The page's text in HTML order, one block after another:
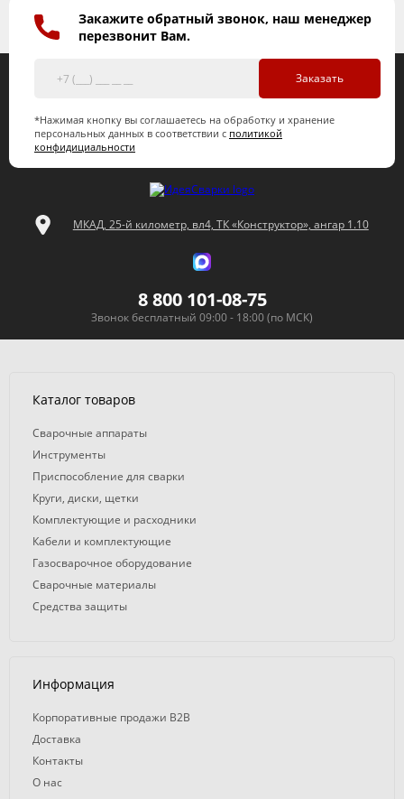
Закажите обратный звонок, наш менеджер
перезвонит Вам.
Заказать
*Нажимая кнопку вы соглашаетесь на обработку и хранение
персональных данных в соответствии с политикой
конфидициальности
МКАД, 25-й километр, вл4, ТК «Конструктор», ангар 1.10
8 800 101-08-75
Звонок бесплатный 09:00 - 18:00 (по МСК)
Каталог товаров
Сварочные аппараты
Инструменты
Приспособление для сварки
Круги, диски, щетки
Комплектующие и расходники
Кабели и комплектующие
Газосварочное оборудование
Сварочные материалы
Средства защиты
Информация
Корпоративные продажи B2B
Доставка
Контакты
О нас